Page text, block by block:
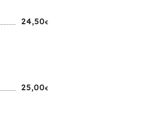
24,50€
25,00€